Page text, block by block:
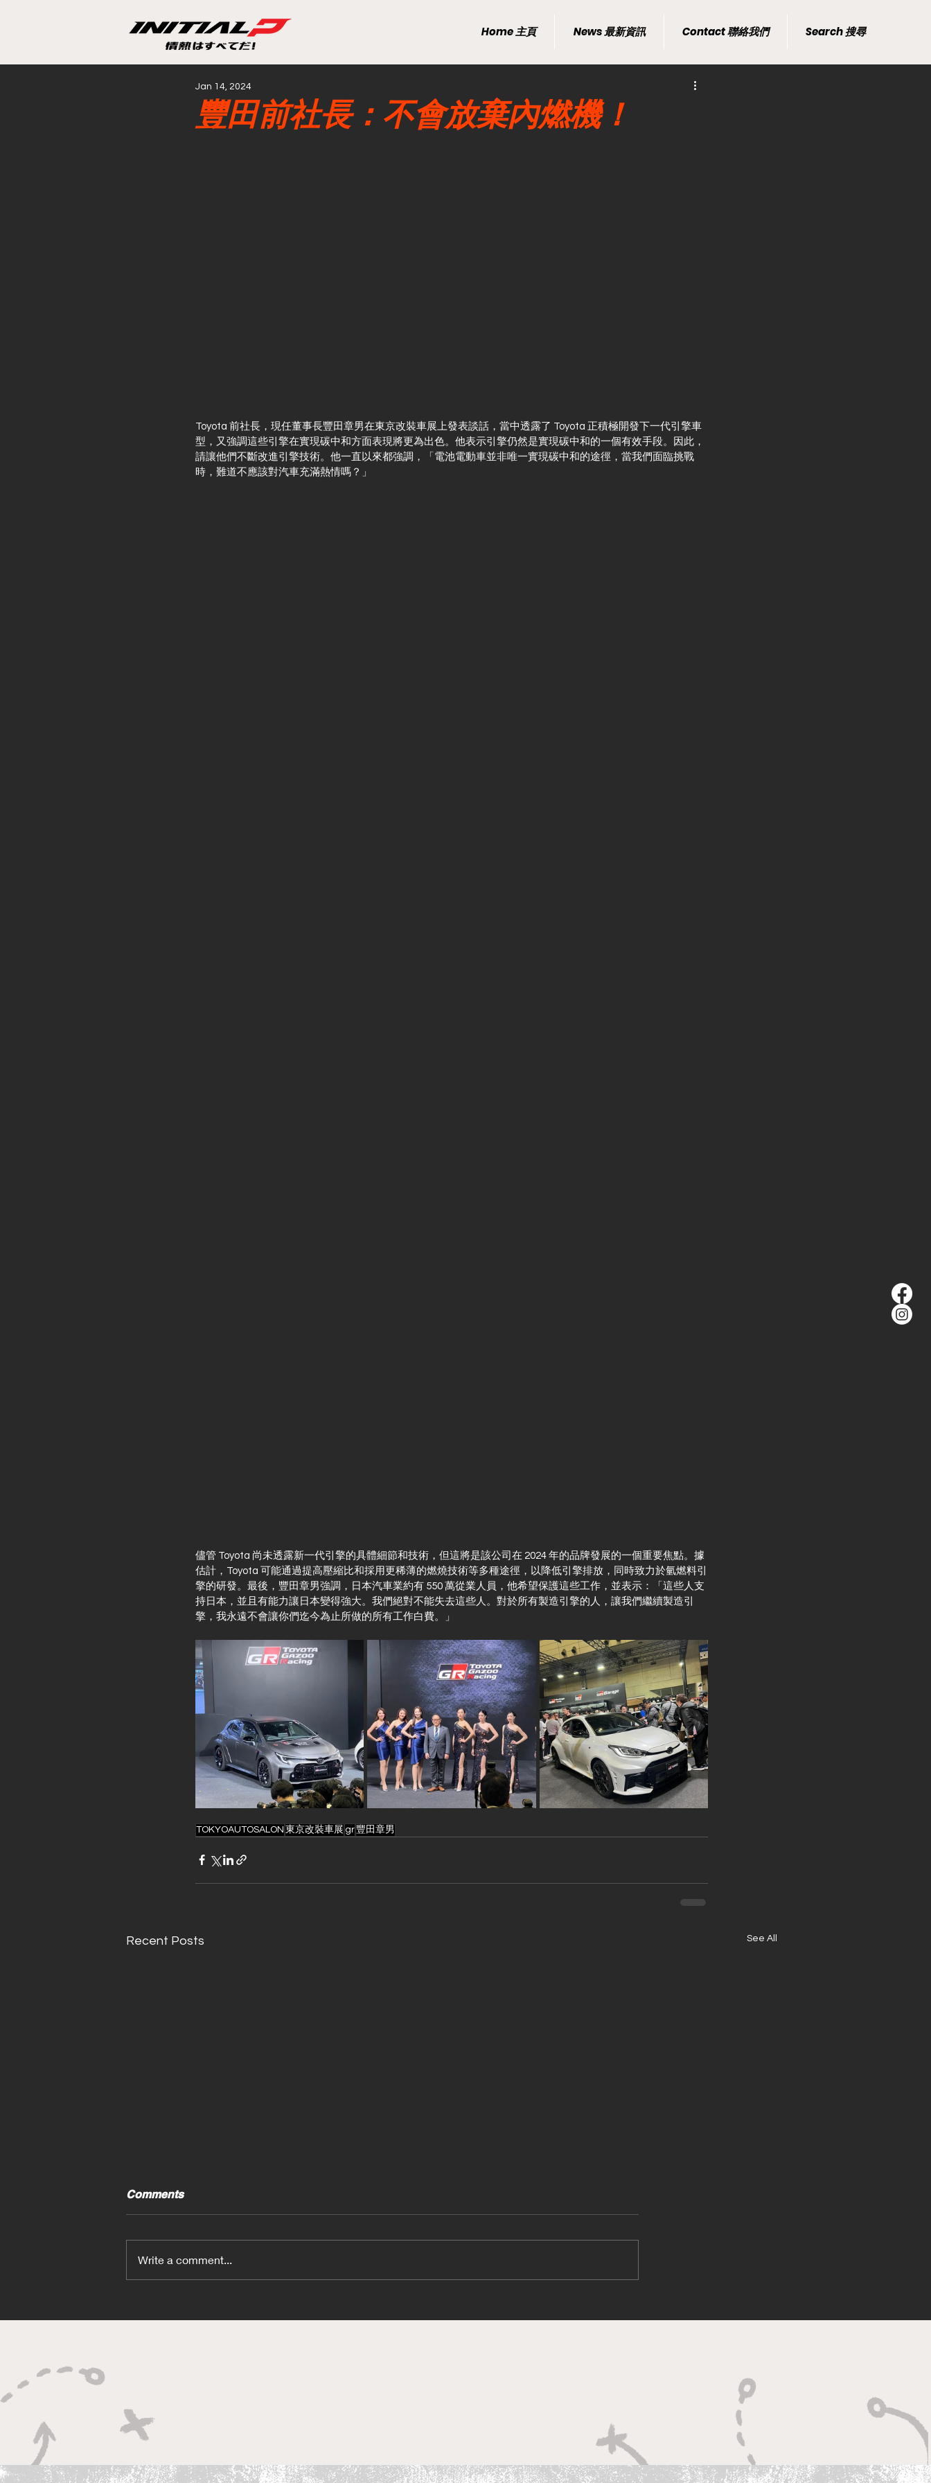
Home 主頁 News 最新資訊 Contact 聯絡我們 Search 搜尋
豐田前社長：不會放棄內燃機！
Jan 14, 2024
Toyota 前社長，現任董事長豐田章男在東京改裝車展上發表談話，當中透露了 Toyota 正積極開發下一代引擎車
型，又強調這些引擎在實現碳中和方面表現將更為出色。他表示引擎仍然是實現碳中和的一個有效手段。因此，
請讓他們不斷改進引擎技術。他一直以來都強調，「電池電動車並非唯一實現碳中和的途徑，當我們面臨挑戰
時，難道不應該對汽車充滿熱情嗎？」
儘管 Toyota 尚未透露新一代引擎的具體細節和技術，但這將是該公司在 2024 年的品牌發展的一個重要焦點。據
估計，Toyota 可能通過提高壓縮比和採用更稀薄的燃燒技術等多種途徑，以降低引擎排放，同時致力於氫燃料引
擎的研發。最後，豐田章男強調，日本汽車業約有 550 萬從業人員，他希望保護這些工作，並表示：「這些人支
持日本，並且有能力讓日本變得強大。我們絕對不能失去這些人。對於所有製造引擎的人，讓我們繼續製造引
擎，我永遠不會讓你們迄今為止所做的所有工作白費。」
TOKYOAUTOSALON 東京改裝車展 gr 豐田章男
Recent Posts See All
字D》拉花參加澳洲耐力賽
2026東京改裝車展亮相
開幕
Comments
Write a comment...